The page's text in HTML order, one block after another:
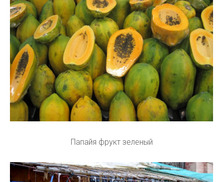
Папайя фрукт зеленый